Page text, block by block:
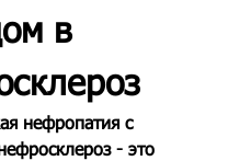
в
нефропатия с
- это